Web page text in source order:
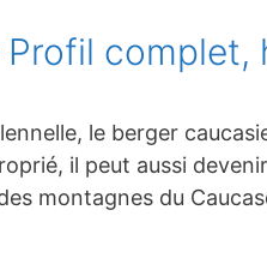
Profil complet,
le berger
il peut aussi
montagnes du